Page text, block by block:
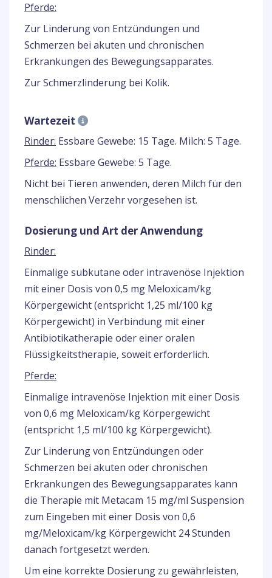
Pferde:
Zur Linderung von Entzündungen und
Schmerzen bei akuten und chronischen
Erkrankungen des Bewegungsapparates.
Zur Schmerzlinderung bei Kolik.
Wartezeit
Rinder: Essbare Gewebe: 15 Tage. Milch: 5 Tage.
Pferde: Essbare Gewebe: 5 Tage.
Nicht bei Tieren anwenden, deren Milch für den
menschlichen Verzehr vorgesehen ist.
Dosierung und Art der Anwendung
Rinder:
Einmalige subkutane oder intravenöse Injektion
mit einer Dosis von 0,5 mg Meloxicam/kg
Körpergewicht (entspricht 1,25 ml/100 kg
Körpergewicht) in Verbindung mit einer
Antibiotikatherapie oder einer oralen
Flüssigkeitstherapie, soweit erforderlich.
Pferde:
Einmalige intravenöse Injektion mit einer Dosis
von 0,6 mg Meloxicam/kg Körpergewicht
(entspricht 1,5 ml/100 kg Körpergewicht).
Zur Linderung von Entzündungen oder
Schmerzen bei akuten oder chronischen
Erkrankungen des Bewegungsapparates kann
die Therapie mit Metacam 15 mg/ml Suspension
zum Eingeben mit einer Dosis von 0,6
mg/Meloxicam/kg Körpergewicht 24 Stunden
danach fortgesetzt werden.
Um eine korrekte Dosierung zu gewährleisten,